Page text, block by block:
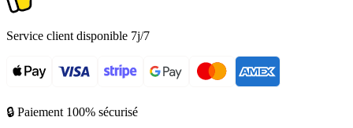
Service client disponible 7j/7
🔒 Paiement 100% sécurisé